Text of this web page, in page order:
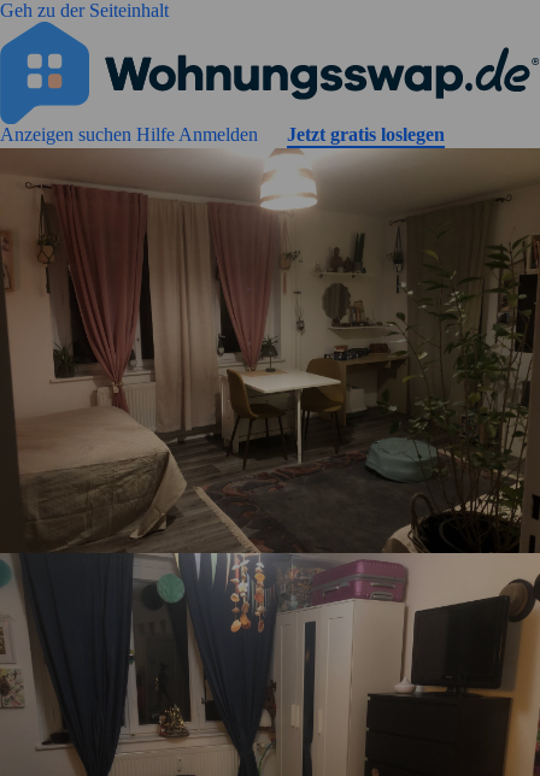
Geh zu der Seiteinhalt
Anzeigen suchen Hilfe Anmelden Jetzt gratis loslegen